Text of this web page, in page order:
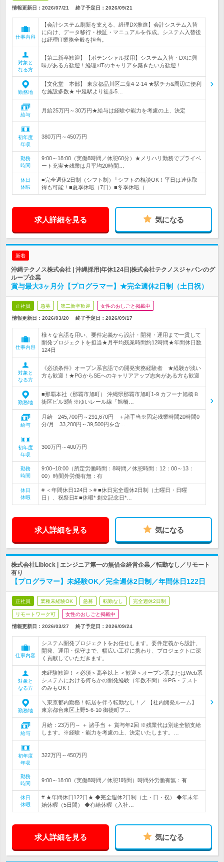
情報更新日：2026/07/21 終了予定日： 2026/09/21
仕事内容
【会計システム刷新を支える、経理DX推進】会計システム入替
に向け、データ移行・検証・マニュアルを作成。システム入替後
は経理IT業務全般を担当。
対象と
なる方
【第二新卒歓迎】【ポテンシャル採用】システム入替・DXに興
味がある方歓迎！経理×ITのキャリアを築きたい方歓迎！
勤務地
【文化堂 本部】 東京都品川区二葉4-2-14 ★駅チカ&周辺に便利
な施設多数★ 中延駅より徒歩5…
給与
月給25万円～30万円★給与は経験や能力を考慮の上、決定
初年度
年収
380万円～450万円
勤務
時間
9:00～18:00（実働8時間／休憩60分）★メリハリ勤務でプライベ
ート充実★残業は月平均20時間…
休日
休暇
■完全週休2日制（シフト制）└シフトの相談OK！平日は連休取
得も可能！■夏季休暇（7日）■冬季休暇（…
求人詳細を見る 気になる
新着
沖縄テクノス株式会社 | 沖縄採用|年休124日|株式会社テクノスジャパンのグ
ループ企業
賞与最大3ヶ月分【プログラマー】★完全週休2日制（土日祝）
正社員 急募 第二新卒歓迎 女性のおしごと掲載中
情報更新日：2026/03/20 終了予定日： 2026/09/17
仕事内容
様々な言語を用い、要件定義から設計・開発・運用まで一貫して
開発プロジェクトを担当★月平均残業時間約12時間★年間休日数
124日
対象と
なる方
《必須条件》オープン系言語での開発実務経験者 ★経験が浅い
方も歓迎！★PGからSEへのキャリアアップ志向がある方も歓迎
勤務地
■那覇本社（那覇市旭町） 沖縄県那覇市旭町1-9 カフーナ旭橋Ｂ
街区ビル3階 ※ゆいレール線「旭橋…
給与
月給 245,700円～291,670円 ＋諸手当※固定残業時間20時間0
分/月 33,200円～39,500円を含…
初年度
年収
300万円～400万円
勤務
時間
9:00~18:00（所定労働時間：8時間／休憩時間：12：00～13：
00）時間外労働有無：有
休日
休暇
# ＜年間休日124日＞# ■休日完全週休2日制（土曜日・日曜
日）、祝祭日# ■休暇* 創立記念日*…
求人詳細を見る 気になる
株式会社Liblock | エンジニア第一の無借金経営企業／転勤なし／リモート
有り
【プログラマー】未経験OK／完全週休2日制／年間休日122日
正社員 業種未経験OK 急募 転勤なし 完全週休2日制
リモートワーク可 女性のおしごと掲載中
情報更新日：2026/03/27 終了予定日： 2026/09/24
仕事内容
システム開発プロジェクトをお任せします。要件定義から設計、
開発、運用・保守まで、幅広い工程に携わり、プロジェクトに深
く貢献していただきます。
対象と
なる方
未経験歓迎！＜必須＞高卒以上 ＜歓迎＞オープン系またはWeb系
システムにおける何らかの開発経験（年数不問）※PG・テスト
のみもOK！
勤務地
＼東京都内勤務！転居を伴う転勤なし！／ 【社内開発ルーム】
東京都台東区上野5-6-10 御徒町フ…
給与
月給：23万円～ ＋ 諸手当 ＋ 賞与年2回 ※残業代は別途全額支給
します。※経験・能力を考慮の上、決定いたします。…
初年度
年収
322万円～450万円
勤務
時間
9:00～18:00（実働8時間／休憩1時間）時間外労働有無：有
休日
休暇
# ★年間休日122日★ ◆完全週休2日制（土・日・祝） ◆年末年
始休暇（5日間） ◆有給休暇（入社…
求人詳細を見る 気になる